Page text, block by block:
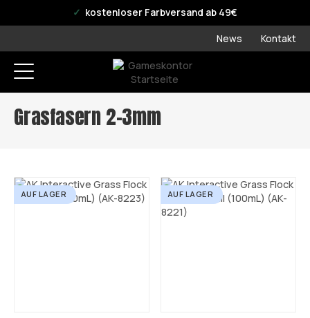
offizieller WPN Storekostenloser Farbversand ab 49€
News Kontakt
Grasfasern 2-3mm
AUF LAGER AUF LAGER